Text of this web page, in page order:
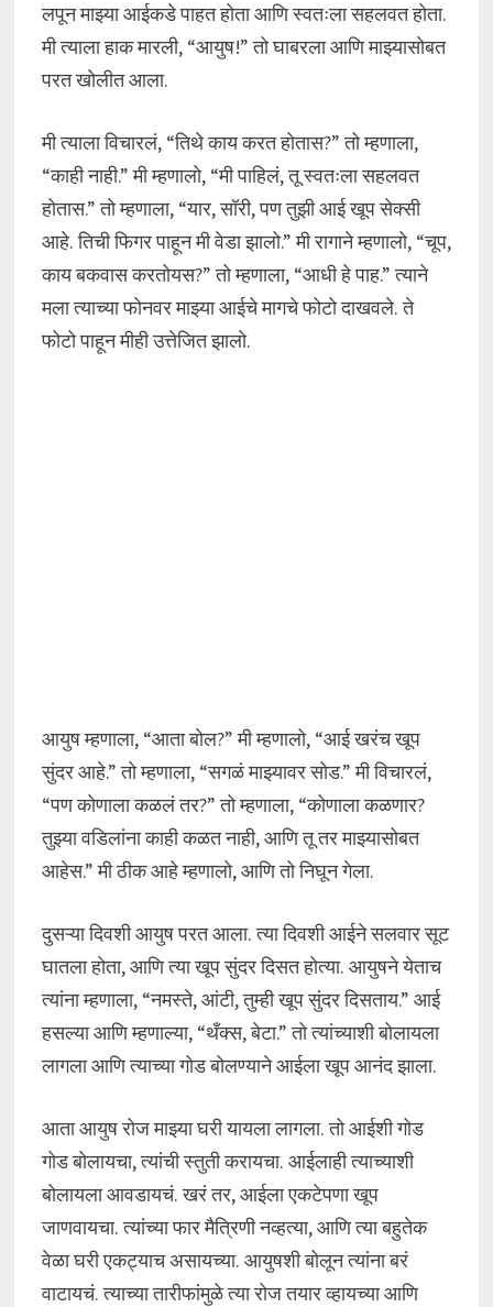
लपून माझ्या आईकडे पाहत होता आणि स्वतःला सहलवत होता.
मी त्याला हाक मारली, “आयुष!” तो घाबरला आणि माझ्यासोबत
परत खोलीत आला.
मी त्याला विचारलं, “तिथे काय करत होतास?” तो म्हणाला,
“काही नाही.” मी म्हणालो, “मी पाहिलं, तू स्वतःला सहलवत
होतास.” तो म्हणाला, “यार, सॉरी, पण तुझी आई खूप सेक्सी
आहे. तिची फिगर पाहून मी वेडा झालो.” मी रागाने म्हणालो, “चूप,
काय बकवास करतोयस?” तो म्हणाला, “आधी हे पाह.” त्याने
मला त्याच्या फोनवर माझ्या आईचे मागचे फोटो दाखवले. ते
फोटो पाहून मीही उत्तेजित झालो.
आयुष म्हणाला, “आता बोल?” मी म्हणालो, “आई खरंच खूप
सुंदर आहे.” तो म्हणाला, “सगळं माझ्यावर सोड.” मी विचारलं,
“पण कोणाला कळलं तर?” तो म्हणाला, “कोणाला कळणार?
तुझ्या वडिलांना काही कळत नाही, आणि तू तर माझ्यासोबत
आहेस.” मी ठीक आहे म्हणालो, आणि तो निघून गेला.
दुसऱ्या दिवशी आयुष परत आला. त्या दिवशी आईने सलवार सूट
घातला होता, आणि त्या खूप सुंदर दिसत होत्या. आयुषने येताच
त्यांना म्हणाला, “नमस्ते, आंटी, तुम्ही खूप सुंदर दिसताय.” आई
हसल्या आणि म्हणाल्या, “थँक्स, बेटा.” तो त्यांच्याशी बोलायला
लागला आणि त्याच्या गोड बोलण्याने आईला खूप आनंद झाला.
आता आयुष रोज माझ्या घरी यायला लागला. तो आईशी गोड
गोड बोलायचा, त्यांची स्तुती करायचा. आईलाही त्याच्याशी
बोलायला आवडायचं. खरं तर, आईला एकटेपणा खूप
जाणवायचा. त्यांच्या फार मैत्रिणी नव्हत्या, आणि त्या बहुतेक
वेळा घरी एकट्याच असायच्या. आयुषशी बोलून त्यांना बरं
वाटायचं. त्याच्या तारीफांमुळे त्या रोज तयार व्हायच्या आणि